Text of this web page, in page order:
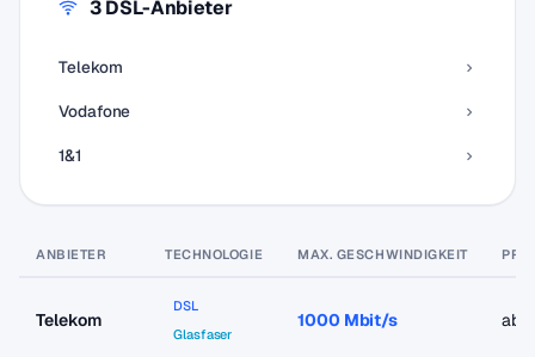
3 DSL-Anbieter
Telekom
Vodafone
1&1
ANBIETER TECHNOLOGIE MAX. GESCHWINDIGKEIT
Telekom
DSL
Glasfaser
1000 Mbit/s ab